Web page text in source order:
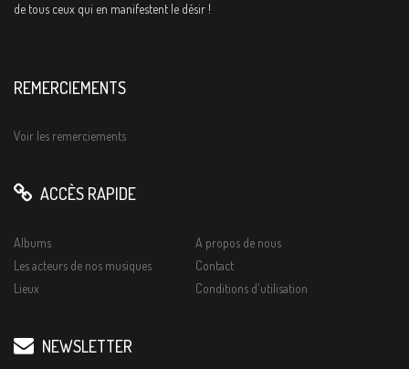
de tous ceux qui en manifestent le désir !
REMERCIEMENTS
Voir les remerciements
ACCÈS RAPIDE
Albums
Les acteurs de nos musiques
Lieux
A propos de nous
Contact
Conditions d'utilisation
NEWSLETTER